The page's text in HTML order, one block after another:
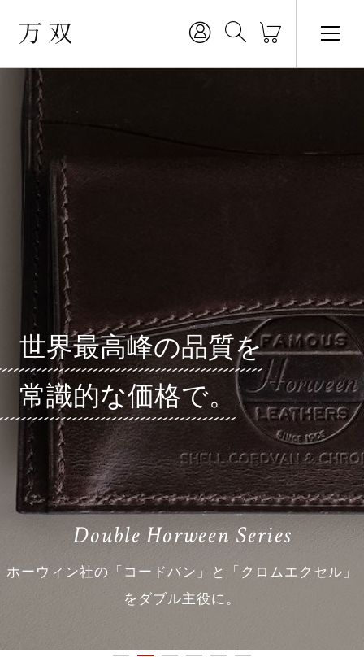
Thick Cova Series
コンパクトな中にもクラシックな意匠を
世界最高峰の品質を
常識的な価格で。